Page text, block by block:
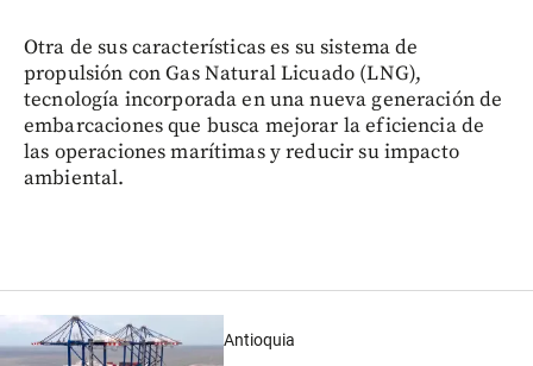
Otra de sus características es su sistema de
propulsión con Gas Natural Licuado (LNG),
tecnología incorporada en una nueva generación de
embarcaciones que busca mejorar la eficiencia de
las operaciones marítimas y reducir su impacto
ambiental.
Antioquia